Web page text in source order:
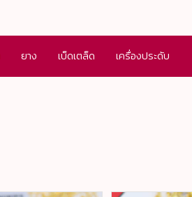
ยาง เบ็ดเตล็ด เครื่องประดับ